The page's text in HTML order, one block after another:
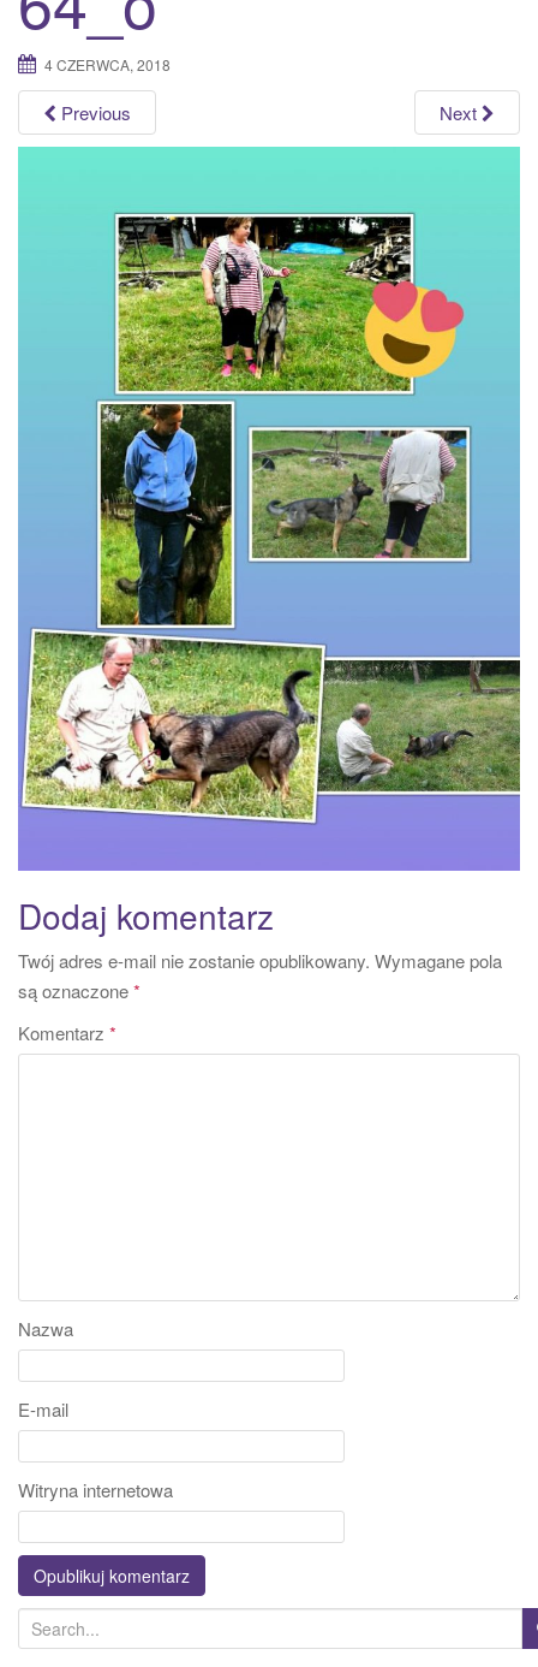
o
n
4 CZERWCA, 2018
Previous Next
Dodaj komentarz
Twój adres e-mail nie zostanie opublikowany. Wymagane pola
są oznaczone*
Komentarz *
Nazwa
E-mail
Witryna internetowa
e